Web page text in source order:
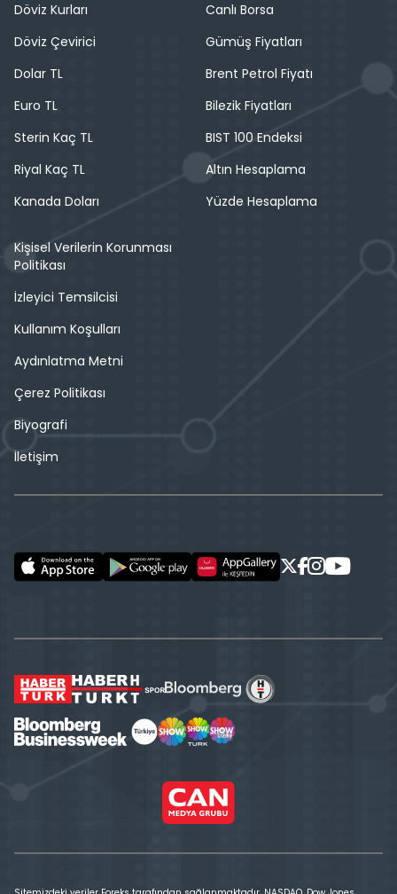
Döviz Kurları
Döviz Çevirici
Dolar TL
Euro TL
Sterin Kaç TL
Riyal Kaç TL
Kanada Doları
Canlı Borsa
Gümüş Fiyatları
Brent Petrol Fiyatı
Bilezik Fiyatları
BIST 100 Endeksi
Altın Hesaplama
Yüzde Hesaplama
Kişisel Verilerin Korunması
Politikası
İzleyici Temsilcisi
Kullanım Koşulları
Aydınlatma Metni
Çerez Politikası
Biyografi
İletişim